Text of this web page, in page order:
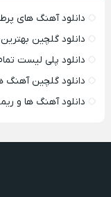
دانلود آهنگ های
دانلود گلچین
دانلود پلی لیست
دانلود گلچین
دانلود آهنگ ها و